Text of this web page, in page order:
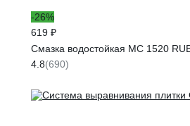
-26%
619 ₽
Смазка водостойкая МС 1520
4.8(690)